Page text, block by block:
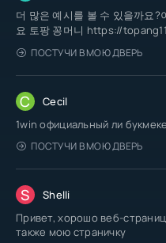
더 많은 예시를 볼 수 있을까요
요 토팡 꽁머니 https://
ПОСТУЧИ В МОЮ ДВЕРЬ
C Cecil
1win официальный ли
ПОСТУЧИ В МОЮ ДВЕРЬ
S Shelli
Привет, хорошо веб-
также мою страничку